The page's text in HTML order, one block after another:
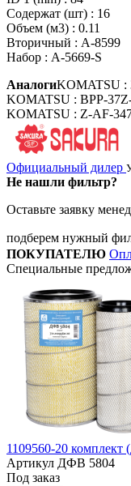
Содержат (шт) : 16
Объем (м3) : 0.11
Вторичный : A-8599
Набор : A-5669-S
АналогиKOMATSU :
KOMATSU : BPP-
KOMATSU : Z-AF-
Официальный дилер
Не нашли фильтр?
Оставьте заявку
подберем нужный
ПОКУПАТЕЛЮ
Специальные
1109560-20
Артикул ДФВ 5804
Под заказ